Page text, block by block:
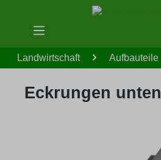
Zum Hauptinhalt springen
Landwirtschaft Aufbauteile
Eckrungen unten